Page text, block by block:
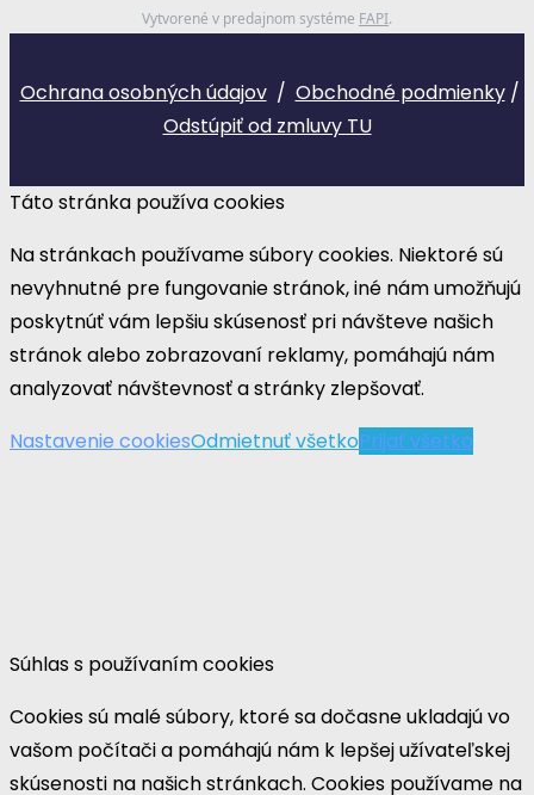
Vytvorené v predajnom systéme FAPI.
Ochrana osobných údajov/ Obchodné podmienky/
Odstúpiť od zmluvy TU
Táto stránka používa cookies
Na stránkach používame súbory cookies. Niektoré sú
nevyhnutné pre fungovanie stránok, iné nám umožňujú
poskytnúť vám lepšiu skúsenosť pri návšteve našich
stránok alebo zobrazovaní reklamy, pomáhajú nám
analyzovať návštevnosť a stránky zlepšovať.
Nastavenie cookiesOdmietnuť všetkoPrijať všetko
Súhlas s používaním cookies
Cookies sú malé súbory, ktoré sa dočasne ukladajú vo
vašom počítači a pomáhajú nám k lepšej užívateľskej
skúsenosti na našich stránkach. Cookies používame na